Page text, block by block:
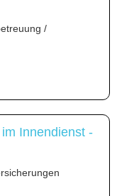
/
Innendienst -